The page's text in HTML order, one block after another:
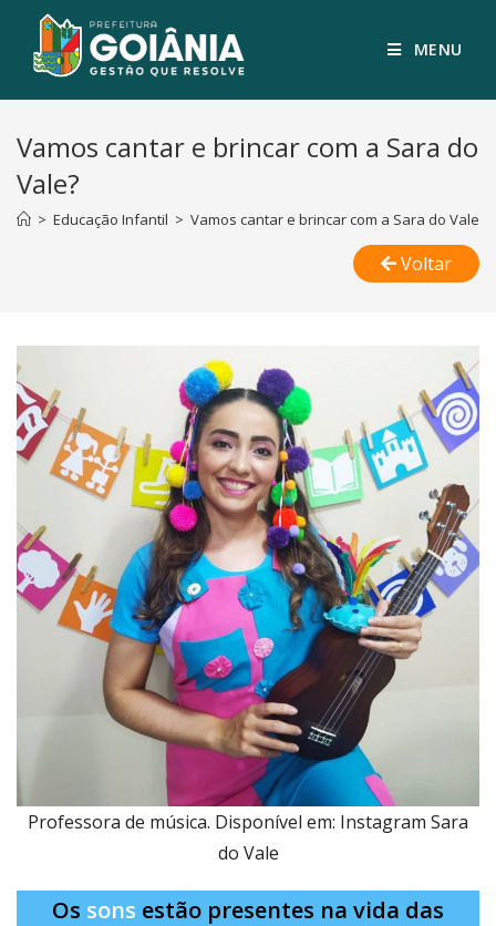
MENU
Vamos cantar e brincar com a Sara do
Vale?
> Educação Infantil > Vamos cantar e brincar com a Sara do Vale?
Voltar
Professora de música. Disponível em: Instagram Sara
do Vale
Os sons estão presentes na vida das